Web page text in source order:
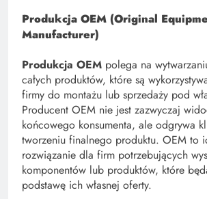
Produkcja OEM (Original
Manufacturer)
Produkcja OEM polega na
całych produktów, które są
firmy do montażu lub sprzedaży pod
Producent OEM nie jest zazwyczaj
końcowego konsumenta, ale odgrywa
tworzeniu finalnego produktu. OEM to
rozwiązanie dla firm potrzebujących
komponentów lub produktów, które
podstawę ich własnej oferty.